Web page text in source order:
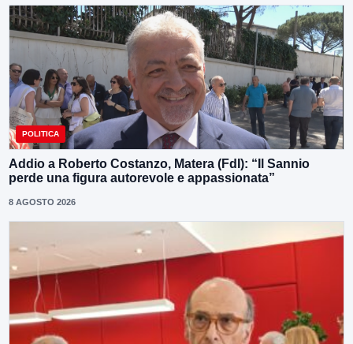
POLITICA
Addio a Roberto Costanzo, Matera (FdI): “Il Sannio
perde una figura autorevole e appassionata”
8 AGOSTO 2026